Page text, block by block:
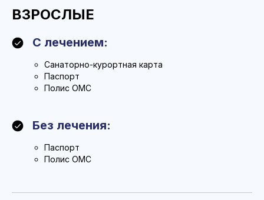
ВЗРОСЛЫЕ
С лечением:
Санаторно-курортная карта
Паспорт
Полис ОМС
Без лечения:
Паспорт
Полис ОМС